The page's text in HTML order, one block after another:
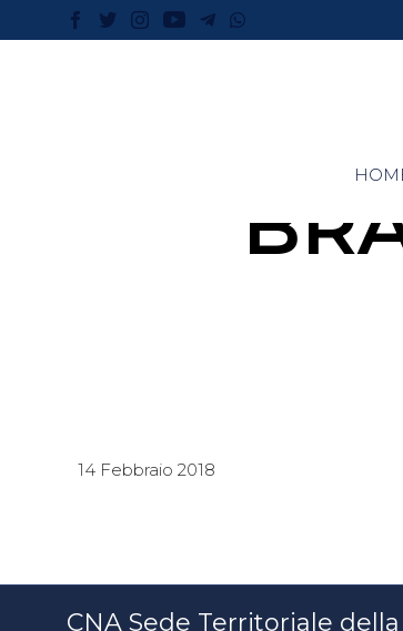
14 Febbraio 2018
CNA Sede Territoriale della